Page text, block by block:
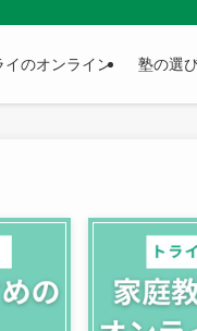
イのオンライン 塾の選